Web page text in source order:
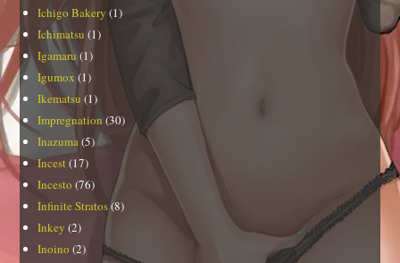
Ichigo Bakery (1)
Ichimatsu (1)
Igamaru(1)
Igumox (1)
Ikematsu (1)
Impregnation (30)
Inazuma(5)
Incest(17)
Incesto (76)
Infinite Stratos(8)
Inkey (2)
Inoino (2)